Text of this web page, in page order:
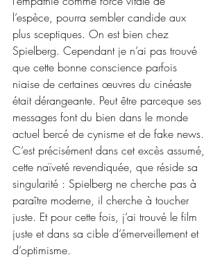
l’espèce, pourra sembler candide aux
plus sceptiques. On est bien chez
Spielberg. Cependant je n’ai pas trouvé
que cette bonne conscience parfois
niaise de certaines œuvres du cinéaste
était dérangeante. Peut être parceque ses
messages font du bien dans le monde
actuel bercé de cynisme et de fake news.
C’est précisément dans cet excès assumé,
cette naïveté revendiquée, que réside sa
singularité : Spielberg ne cherche pas à
paraître moderne, il cherche à toucher
juste. Et pour cette fois, j’ai trouvé le film
juste et dans sa cible d’émerveillement et
d’optimisme.